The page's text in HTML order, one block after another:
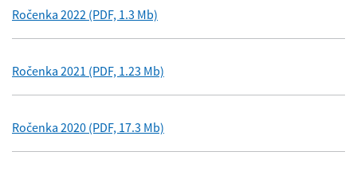
Ročenka 2022 (PDF, 1.3 Mb)
Ročenka 2021 (PDF, 1.23 Mb)
Ročenka 2020 (PDF, 17.3 Mb)